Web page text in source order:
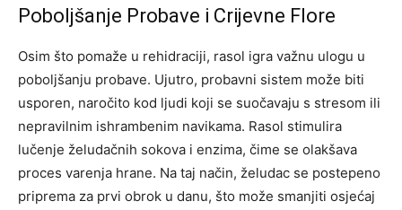
Poboljšanje Probave i Crijevne Flore
Osim što pomaže u rehidraciji, rasol igra važnu ulogu u
poboljšanju probave. Ujutro, probavni sistem može biti
usporen, naročito kod ljudi koji se suočavaju s stresom ili
nepravilnim ishrambenim navikama. Rasol stimulira
lučenje želudačnih sokova i enzima, čime se olakšava
proces varenja hrane. Na taj način, želudac se postepeno
priprema za prvi obrok u danu, što može smanjiti osjećaj